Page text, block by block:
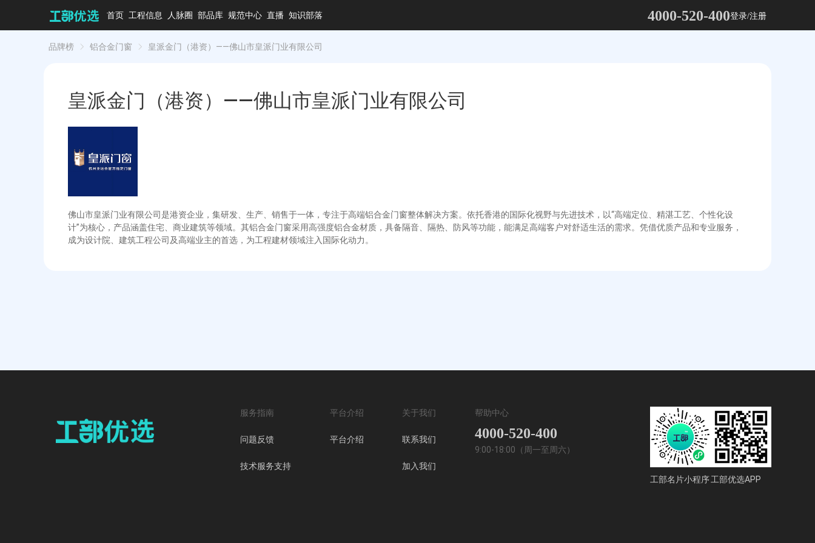
首页 工程信息 人脉圈 部品库 规范中心 直播 知识部落 4000-520-400登录/注册
品牌榜 铝合金门窗 皇派金门（港资）——佛山市皇派门业有限公司
皇派金门（港资）——佛山市皇派门业有限公司
佛山市皇派门业有限公司是港资企业，集研发、生产、销售于一体，专注于高端铝合金门窗整体解决方案。依托香港的国际化视野与先进技术，以“高端定位、精湛工艺、个性化设
计”为核心，产品涵盖住宅、商业建筑等领域。其铝合金门窗采用高强度铝合金材质，具备隔音、隔热、防风等功能，能满足高端客户对舒适生活的需求。凭借优质产品和专业服务，
成为设计院、建筑工程公司及高端业主的首选，为工程建材领域注入国际化动力。
服务指南
问题反馈
技术服务支持
平台介绍
平台介绍
关于我们
联系我们
加入我们
帮助中心
4000-520-400
9:00-18:00（周一至周六）
工部名片小程序工部优选APP